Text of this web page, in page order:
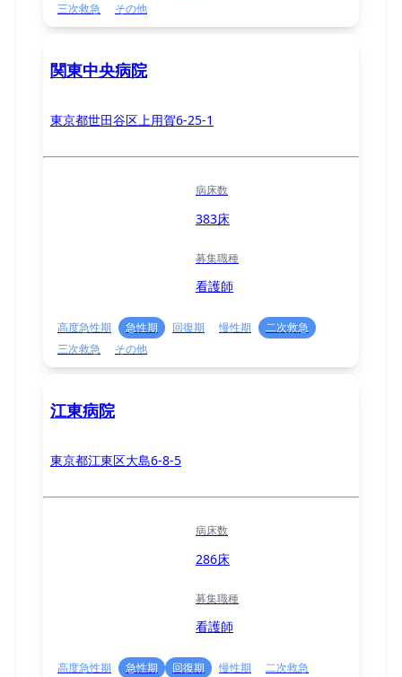
三次救急
その他
関東中央病院
東京都世田谷区上用賀6-25-1
病床数
383床
募集職種
看護師
高度急性期 急性期 回復期 慢性期
二次救急
三次救急
その他
江東病院
東京都江東区大島6-8-5
病床数
286床
募集職種
看護師
高度急性期 急性期 回復期 慢性期
二次救急